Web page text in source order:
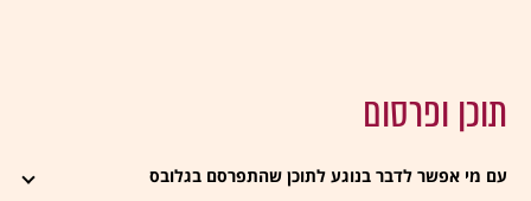
תוכן ופרסום
עם מי אפשר לדבר בנוגע לתוכן שהתפרסם בגלובס